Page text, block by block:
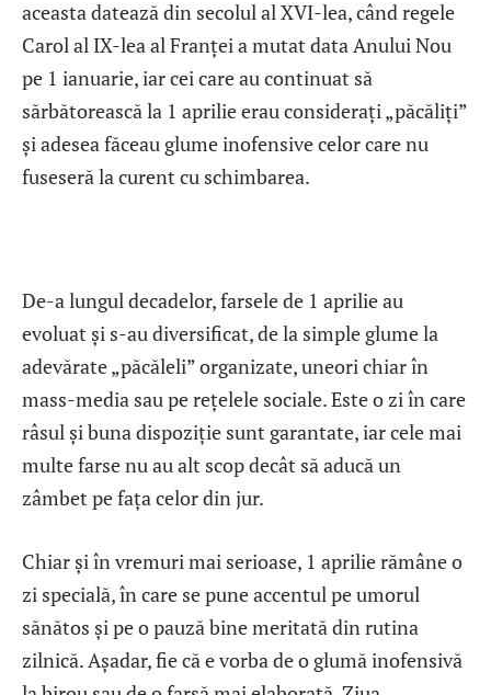
aceasta datează din secolul al XVI-lea, când regele
Carol al IX-lea al Franței a mutat data Anului Nou
pe 1 ianuarie, iar cei care au continuat să
sărbătorească la 1 aprilie erau considerați „păcăliți”
și adesea făceau glume inofensive celor care nu
fuseseră la curent cu schimbarea.
De-a lungul decadelor, farsele de 1 aprilie au
evoluat și s-au diversificat, de la simple glume la
adevărate „păcăleli” organizate, uneori chiar în
mass-media sau pe rețelele sociale. Este o zi în care
râsul și buna dispoziție sunt garantate, iar cele mai
multe farse nu au alt scop decât să aducă un
zâmbet pe fața celor din jur.
Chiar și în vremuri mai serioase, 1 aprilie rămâne o
zi specială, în care se pune accentul pe umorul
sănătos și pe o pauză bine meritată din rutina
zilnică. Așadar, fie că e vorba de o glumă inofensivă